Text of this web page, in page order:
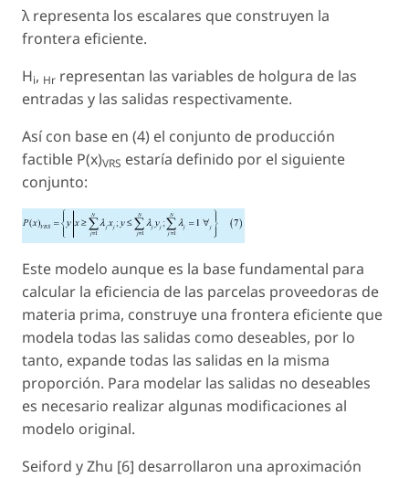
λ representa los escalares que construyen la
frontera eficiente.
Hi, Hr representan las variables de holgura de las
entradas y las salidas respectivamente.
Así con base en (4) el conjunto de producción
factible P(x)VRS estaría definido por el siguiente
conjunto:
Este modelo aunque es la base fundamental para
calcular la eficiencia de las parcelas proveedoras de
materia prima, construye una frontera eficiente que
modela todas las salidas como deseables, por lo
tanto, expande todas las salidas en la misma
proporción. Para modelar las salidas no deseables
es necesario realizar algunas modificaciones al
modelo original.
Seiford y Zhu [6] desarrollaron una aproximación